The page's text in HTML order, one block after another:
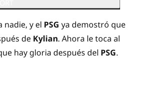
nadie, y el PSG ya demostró que
de Kylian. Ahora le toca al
hay gloria después del PSG.